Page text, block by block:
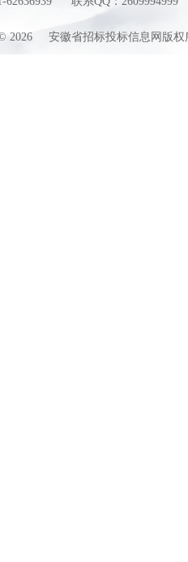
2026 安徽省招标投标信息网版